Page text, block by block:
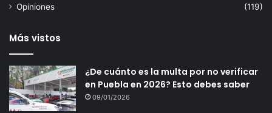
Opiniones (119)
Más vistos
¿De cuánto es la multa por no verificar
en Puebla en 2026? Esto debes saber
09/01/2026